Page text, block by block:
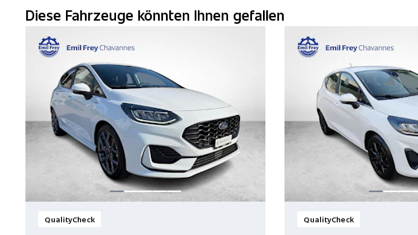
Diese Fahrzeuge könnten Ihnen gefallen
QualityCheck QualityCheck